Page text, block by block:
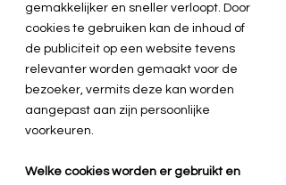
gemakkelijker en sneller verloopt. Door
cookies te gebruiken kan de inhoud of
de publiciteit op een website tevens
relevanter worden gemaakt voor de
bezoeker, vermits deze kan worden
aangepast aan zijn persoonlijke
voorkeuren.
Welke cookies worden er gebruikt en